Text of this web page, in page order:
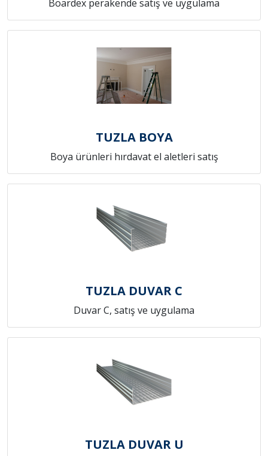
Boardex perakende satış ve uygulama
TUZLA BOYA
Boya ürünleri hırdavat el aletleri satış
TUZLA DUVAR C
Duvar C, satış ve uygulama
TUZLA DUVAR U